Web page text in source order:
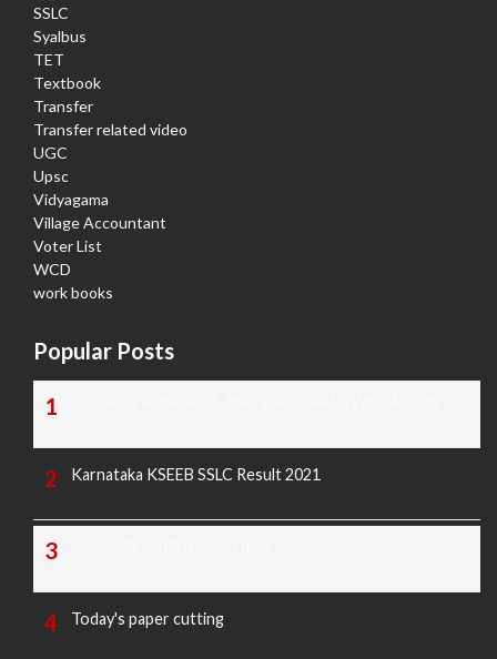
SSLC
Syalbus
TET
Textbook
Transfer
Transfer related video
UGC
Upsc
Vidyagama
Village Accountant
Voter List
WCD
work books
Popular Posts
Karnataka KSEEB SSLC Result 2021
Today's paper cutting